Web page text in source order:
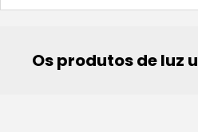
Os produtos de luz